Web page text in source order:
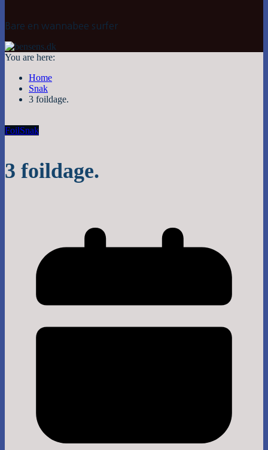
Bare en wannabee surfer
You are here:
Home
Snak
3 foildage.
FoilSnak
3 foildage.